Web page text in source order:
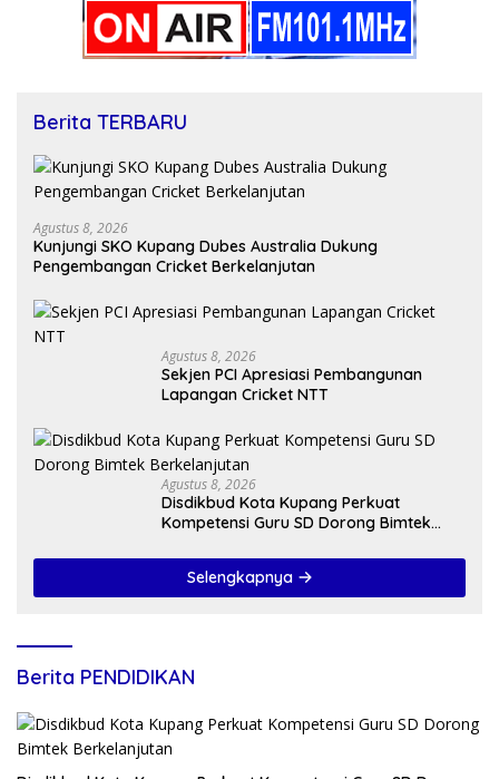
Berita TERBARU
Agustus 8, 2026
Kunjungi SKO Kupang Dubes Australia Dukung
Pengembangan Cricket Berkelanjutan
Agustus 8, 2026
Sekjen PCI Apresiasi Pembangunan
Lapangan Cricket NTT
Agustus 8, 2026
Disdikbud Kota Kupang Perkuat
Kompetensi Guru SD Dorong Bimtek
Selengkapnya
Berita PENDIDIKAN